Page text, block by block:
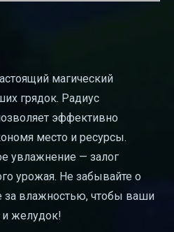
магический
грядок. Радиус
эффективно
место и ресурсы.
увлажнение — залог
урожая. Не забывайте о
за влажностью, чтобы ваши
и желудок!